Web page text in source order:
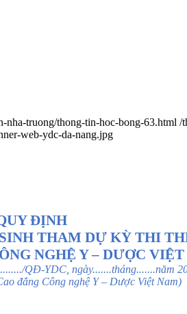
nha-truong/thong-tin-hoc-bong-63.html /
web-ydc-da-nang.jpg
ĐỊNH
THAM DỰ KỲ THI
NGHỆ Y – DƯỢC
QĐ-YDC, ngày.......tháng.......năm
đẳng Công nghệ Y – Dược Việt Nam)